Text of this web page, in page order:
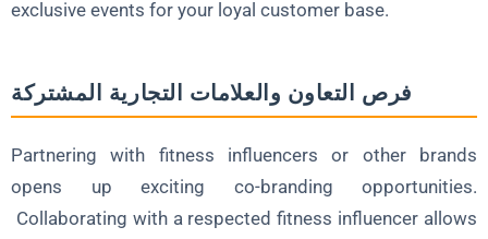
exclusive events for your loyal customer base.
فرص التعاون والعلامات التجارية المشتركة
Partnering with fitness influencers or other brands
opens up exciting co-branding opportunities.
Collaborating with a respected fitness influencer allows